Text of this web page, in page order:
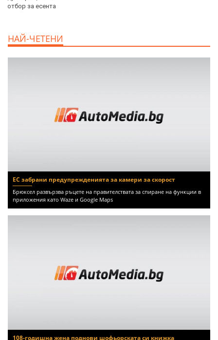
НАЙ-ЧЕТЕНИ
ЕС забрани предупрежденията за камери за скорост
Брюксел развързва ръцете на правителствата за спиране на функции в
приложения като Waze и Google Maps
108-годишна жена поднови шофьорската си книжка